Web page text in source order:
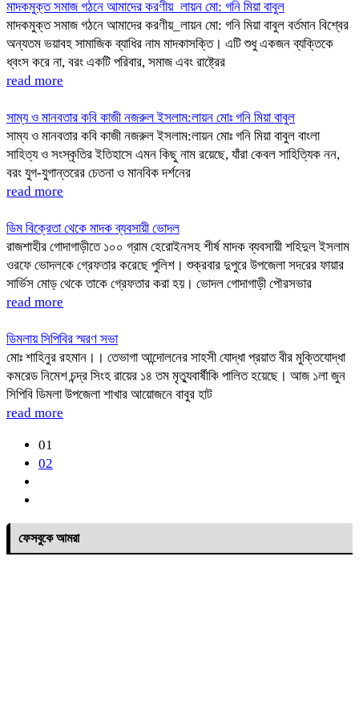
মাদকমুক্ত সমাজ গঠনে আমাদের করণীয়_লায়ন মো: গনি মিয়া বাবুল
মাদকমুক্ত সমাজ গঠনে আমাদের করণীয়_লায়ন মো: গনি মিয়া বাবুল বর্তমান বিশ্বের
অন্যতম ভয়াবহ সামাজিক ব্যাধির নাম মাদকাসক্তি। এটি শুধু একজন ব্যক্তিকে
ধ্বংস করে না, বরং একটি পরিবার, সমাজ এবং রাষ্ট্রের
read more
সাম্য ও মানবতার কবি কাজী নজরুল ইসলাম:লায়ন মোঃ গনি মিয়া বাবুল
সাম্য ও মানবতার কবি কাজী নজরুল ইসলাম:লায়ন মোঃ গনি মিয়া বাবুল বাংলা
সাহিত্য ও সংস্কৃতির ইতিহাসে এমন কিছু নাম রয়েছে, যাঁরা কেবল সাহিত্যিক নন,
বরং যুগ-যুগান্তরের চেতনা ও মানবিক দর্শনের
read more
ডিম বিক্রেতা থেকে মাদক ব্যবসায়ী ভোদল
রাজশাহীর গোদাগাড়ীতে ১০০ গ্রাম হেরোইনসহ শীর্ষ মাদক ব্যবসায়ী শহিদুল ইসলাম
ওরফে ভোদলকে গ্রেফতার করেছে পুলিশ। শুক্রবার দুপুরে উপজেলা সদরের ফায়ার
সার্ভিস মোড় থেকে তাকে গ্রেফতার করা হয়। ভোদল গোদাগাড়ী পৌরসভার
read more
ডিমলায় সিপিবির স্মরণ সভা
মোঃ শাহিনুর রহমান।। তেভাগা আন্দোলনের সাহসী যোদ্ধা প্রয়াত বীর মুক্তিযোদ্ধা
কমরেড নিমেশ চন্দ্র সিংহ রায়ের ১৪ তম মৃত্যুবার্ষীকি পালিত হয়েছে। আজ ১লা জুন
সিপিবি ডিমলা উপজেলা শাখার আয়োজনে বাবুর হাট
read more
01
02
ফেসবুকে আমরা